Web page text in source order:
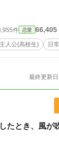
に喜ぶ晴彦だった
何とこの自称・恋
彦は、ポンコツ女
「ノベリズム」さ
件 恋愛 66,405
人公(高校生) 日常
最終更新
たとき、風が